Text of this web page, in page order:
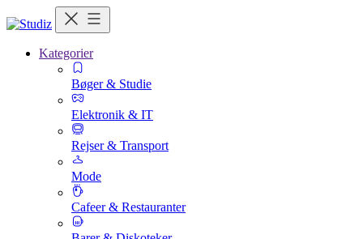
Kategorier
Bøger & Studie
Elektronik & IT
Rejser & Transport
Mode
Cafeer & Restauranter